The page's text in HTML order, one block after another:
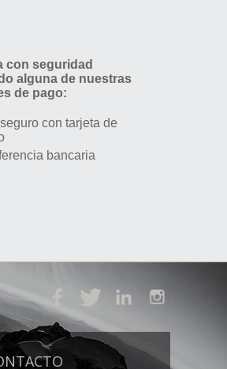
con seguridad
alguna de nuestras
de pago:
con tarjeta de
bancaria